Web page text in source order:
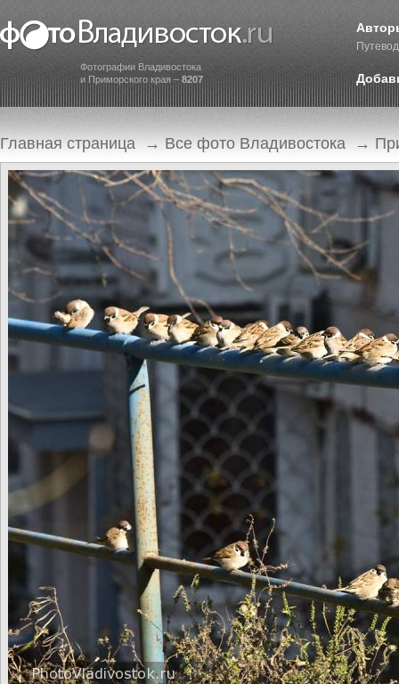
Фотографии Владивостока
и Приморского края – 8207
Главная страница → Все фото Владивостока →